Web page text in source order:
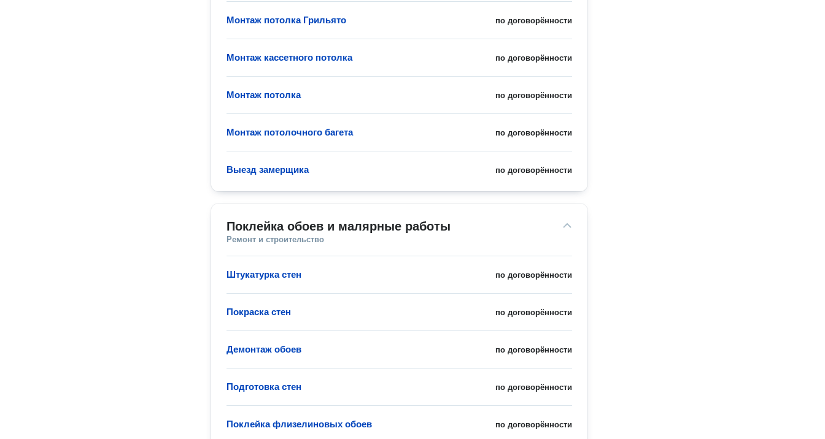
по договорённости
Монтаж потолка Грильято
по договорённости
Монтаж кассетного потолка
по договорённости
Монтаж потолка
по договорённости
Монтаж потолочного багета
по договорённости
Выезд замерщика
Поклейка обоев и малярные работы
Ремонт и строительство
по договорённости
Штукатурка стен
по договорённости
Покраска стен
по договорённости
Демонтаж обоев
по договорённости
Подготовка стен
по договорённости
Поклейка флизелиновых обоев